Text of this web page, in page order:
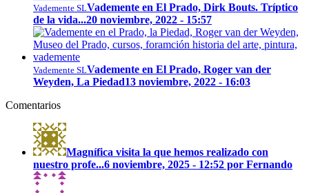
Vademente SLVademente en El Prado, Dirk Bouts. Tríptico
de la vida...20 noviembre, 2022 - 15:57
Vademente SLVademente en El Prado, Roger van der
Weyden, La Piedad13 noviembre, 2022 - 16:03
Comentarios
Magnífica visita la que hemos realizado con
nuestro profe...6 noviembre, 2025 - 12:52 por Fernando